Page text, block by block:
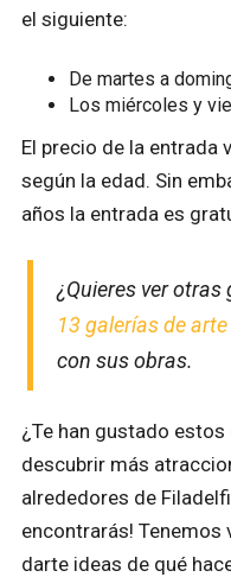
el siguiente:
De martes a
Los miércoles y
El precio de la entrada
según la edad. Sin
años la entrada es
¿Quieres ver otras
13 galerías de
con sus obras.
¿Te han gustado
descubrir más
alrededores de
encontrarás! Tenemos
darte ideas de qué